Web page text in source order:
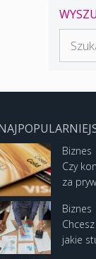
Biznes
Czy
za
Biznes
jakie